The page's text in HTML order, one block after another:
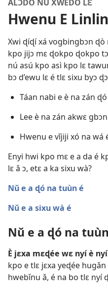
ALƆDÓ NÚ XWÉDO LƐ
Hwenu E
Xwi ɖíɖí xá vogbingbɔn ɖò
kpo jijɔ mɛ ɖokpo ɖokpo
nú asú kpo asì kpo lɛ
bɔ d’ewu lɛ é tlɛ sixu byɔ
Táan nabi e è na zán
Lee è na zán akwɛ
Hwenu e vǐjiji xó na wá
Enyi hwi kpo mɛ e a da é
lɛ ǎ ɔ, etɛ a ka sixu wà?
Nǔ e a ɖó na tuùn é
Nǔ e a sixu wà é
Nǔ e a ɖó na
È jɛxa mɛɖée wɛ nyí è
kpo e tlɛ jɛxa yeɖée
hwebǐnu ǎ, é na bo tlɛ nyí